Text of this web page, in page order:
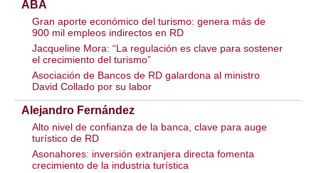
ABA
Gran aporte económico del turismo: genera más de
900 mil empleos indirectos en RD
Jacqueline Mora: “La regulación es clave para sostener
el crecimiento del turismo”
Asociación de Bancos de RD galardona al ministro
David Collado por su labor
Alejandro Fernández
Alto nivel de confianza de la banca, clave para auge
turístico de RD
Asonahores: inversión extranjera directa fomenta
crecimiento de la industria turística